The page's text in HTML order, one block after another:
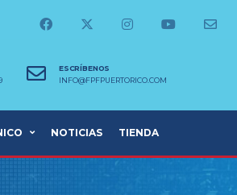
ESCRÍBENOS
INFO@FPFPUERTORICO.COM
NOTICIAS TIENDA